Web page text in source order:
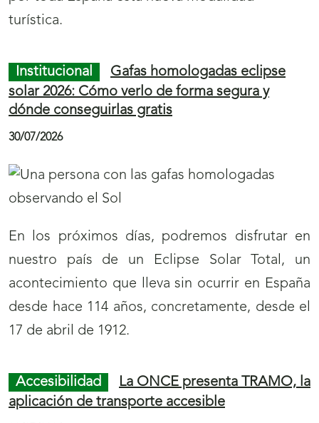
p
a
r
l
a
N
o
p
a
r
l
a
N
o
turística.
Institucional
Gafas homologadas eclipse
solar 2026: Cómo verlo de forma segura y
dónde conseguirlas gratis
30/07/2026
En los próximos días, podremos disfrutar en
nuestro país de un Eclipse Solar Total, un
acontecimiento que lleva sin ocurrir en España
desde hace 114 años, concretamente, desde el
17 de abril de 1912.
Accesibilidad
La ONCE presenta TRAMO, la
aplicación de transporte accesible